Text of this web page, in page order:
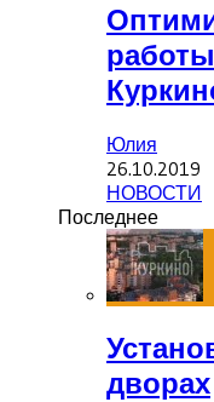
Юлия
26.10.2019
НОВОСТИ
Последнее
дворах